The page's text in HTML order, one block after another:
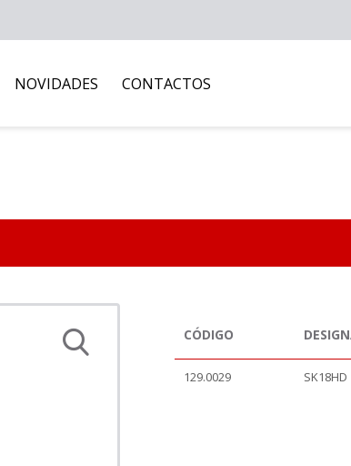
NOVIDADES CONTACTOS
CÓDIGO
129.0029 SK18HD